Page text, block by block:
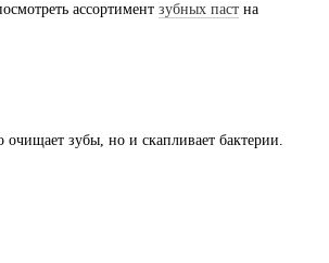
ассортимент зубных паст на
зубы, но и скапливает бактерии.